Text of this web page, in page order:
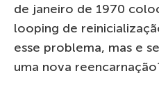
de janeiro de 1970
looping de
esse problema, mas e
uma nova